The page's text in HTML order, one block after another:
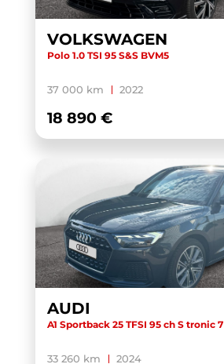
VOLKSWAGEN
Polo 1.0 TSI 95 S&S BVM5
37 000 km 2022
18 890 €
AUDI
A1 Sportback 25 TFSI 95 ch S tronic 7
33 260 km 2024